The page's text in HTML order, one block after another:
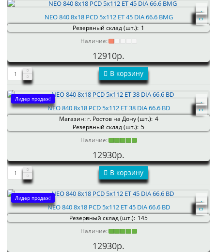
NEO 840 8x18 PCD 5x112 ET 45 DIA 66.6 BMG
Резервный склад (шт.): 1
Наличие:
12910р.
В корзину
Лидер продаж!
NEO 840 8x18 PCD 5x112 ET 38 DIA 66.6 BD
Магазин: г. Ростов на Дону (шт.): 4
Резервный склад (шт.): 5
Наличие:
12930р.
В корзину
Лидер продаж!
NEO 840 8x18 PCD 5x112 ET 45 DIA 66.6 BD
Резервный склад (шт.): 145
Наличие:
12930р.